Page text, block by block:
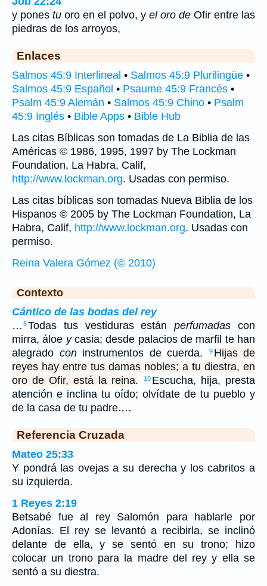
y pones tu oro en el polvo, y el oro de Ofir entre las
piedras de los arroyos,
Enlaces
Salmos 45:9 Interlineal • Salmos 45:9 Plurilingüe •
Salmos 45:9 Español • Psaume 45:9 Francés •
Psalm 45:9 Alemán • Salmos 45:9 Chino • Psalm
45:9 Inglés • Bible Apps • Bible Hub
Las citas Bíblicas son tomadas de La Biblia de las
Américas © 1986, 1995, 1997 by The Lockman
Foundation, La Habra, Calif,
http://www.lockman.org. Usadas con permiso.
Las citas bíblicas son tomadas Nueva Biblia de los
Hispanos © 2005 by The Lockman Foundation, La
Habra, Calif, http://www.lockman.org. Usadas con
permiso.
Reina Valera Gómez (© 2010)
Contexto
Cántico de las bodas del rey
… 8Todas tus vestiduras estánperfumadas con
mirra, áloe ycasia; desde palacios de marfil te han
alegrado coninstrumentos de cuerda. 9 Hijas de
reyes hay entre tus damas nobles; a tu diestra, en
oro de Ofir, está la reina.
10 Escucha, hija, presta
atención e inclina tu oído; olvídate de tu pueblo y
de la casa de tu padre.…
Referencia Cruzada
Mateo 25:33
Y pondrá las ovejas a su derecha y los cabritos a
su izquierda.
1 Reyes 2:19
Betsabé fue al rey Salomón para hablarle por
Adonías. El rey se levantó a recibirla, se inclinó
delante de ella, y se sentó en su trono; hizo
colocar un trono para la madre del rey y ella se
sentó a su diestra.